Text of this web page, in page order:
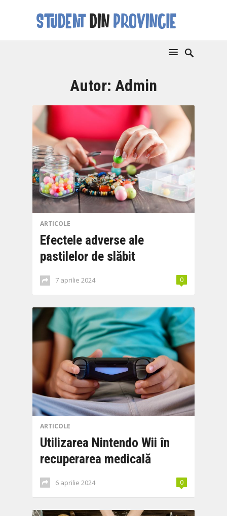
Autor: Admin
ARTICOLE
Efectele adverse ale
pastilelor de slăbit
7 aprilie 2024 0
ARTICOLE
Utilizarea Nintendo Wii în
recuperarea medicală
6 aprilie 2024 0